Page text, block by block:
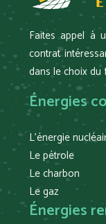
Faites appel à
contrat
dans le choix du
Énergies
L’énergie
Le pétrole
Le charbon
Le gaz
Énergies